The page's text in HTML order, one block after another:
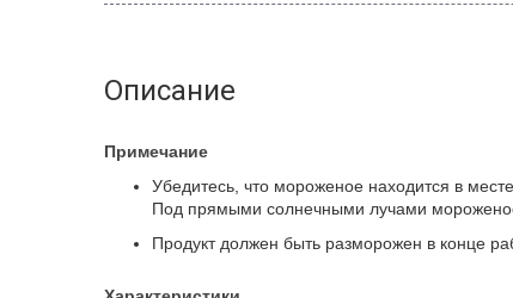
Описание
Примечание
Убедитесь, что мороженое находится в
Под прямыми солнечными лучами
Продукт должен быть разморожен в конце